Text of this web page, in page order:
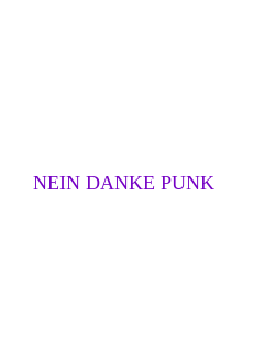
NEIN DANKE PUNK